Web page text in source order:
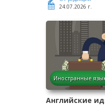
24.07.2026 г.
Иностранные
Английские